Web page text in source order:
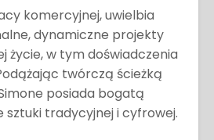
komercyjnej, uwielbia
dynamiczne projekty
życie, w tym doświadczenia
twórczą ścieżką
posiada bogatą
sztuki tradycyjnej i cyfrowej.